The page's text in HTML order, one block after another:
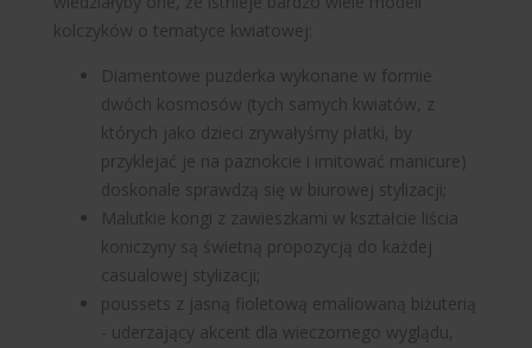
kolczyków o tematyce kwiatowej:
Diamentowe puzderka wykonane w formie
dwóch kosmosów (tych samych kwiatów, z
których jako dzieci zrywałyśmy płatki, by
przyklejać je na paznokcie i imitować manicure)
doskonale sprawdzą się w biurowej stylizacji;
Malutkie kongi z zawieszkami w kształcie liścia
koniczyny są świetną propozycją do każdej
casualowej stylizacji;
poussets z jasną fioletową emaliowaną biżuterią
- uderzający akcent dla wieczornego wyglądu,